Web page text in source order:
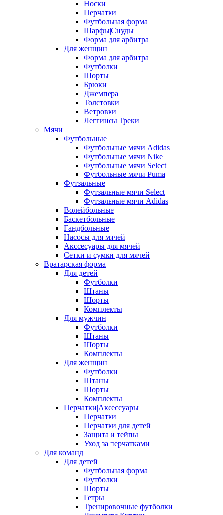
Носки
Перчатки
Футбольная форма
Шарфы|Снуды
Форма для арбитра
Для женщин
Форма для арбитра
Футболки
Шорты
Брюки
Джемпера
Толстовки
Ветровки
Леггинсы|Треки
Мячи
Футбольные
Футбольные мячи Adidas
Футбольные мячи Nike
Футбольные мячи Select
Футбольные мячи Puma
Футзальные
Футзальные мячи Select
Футзальные мячи Adidas
Волейбольные
Баскетбольные
Гандбольные
Насосы для мячей
Акссесуары для мячей
Сетки и сумки для мячей
Вратарская форма
Для детей
Футболки
Штаны
Шорты
Комплекты
Для мужчин
Футболки
Штаны
Шорты
Комплекты
Для женщин
Футболки
Штаны
Шорты
Комплекты
Перчатки|Аксессуары
Перчатки
Перчатки для детей
Защита и тейпы
Уход за перчатками
Для команд
Для детей
Футбольная форма
Футболки
Шорты
Гетры
Тренировочные футболки